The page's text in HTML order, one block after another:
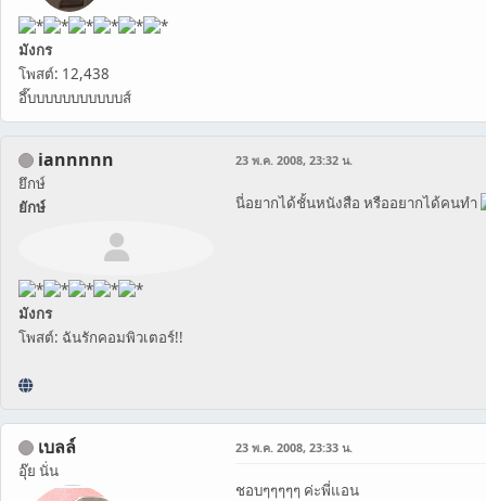
มังกร
โพสต์: 12,438
อึ๊บบบบบบบบบบบส์
iannnnn
ยึกษ์
ยักษ์
มังกร
โพสต์: ฉันรักคอมพิวเตอร์!!
23 พ.ค. 2008, 23:32 น.
นี่อยากได้ชั้นหนังสือ หรืออยากได้คนทำ
เบลล์
อุ๊ย นั่น
23 พ.ค. 2008, 23:33 น.
ชอบๆๆๆๆๆ ค่ะพี่แอน